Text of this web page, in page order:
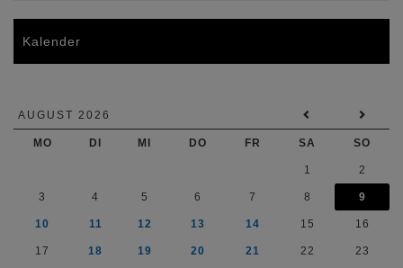
Kalender
AUGUST 2026
MO DI MI DO FR SA SO
1 2
3 4 5 6 7 8 9
10 11 12 13 14 15 16
17 18 19 20 21 22 23